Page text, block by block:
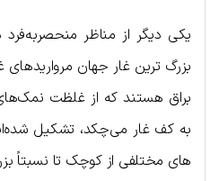
یکی دیگر از مناظر
بزرگ ترین غار جهان
براق هستند که از غلظت
به کف غار می‌چکد، تشکیل
های مختلفی از کوچک تا نسبتاً